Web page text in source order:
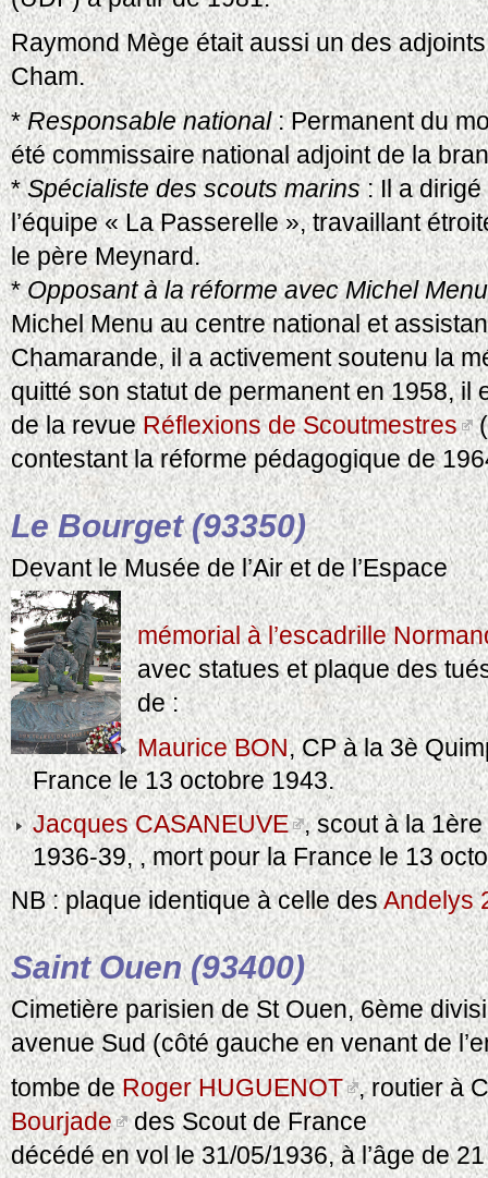
Raymond Mège était aussi un des
Cham.
*Responsable national: Permanent du
été commissaire national adjoint de la
*Spécialiste des scouts marins: Il a dirigé
l’équipe « La Passerelle », travaillant
le père Meynard.
*Opposant à la réforme avec Michel Menu
Michel Menu au centre national et
Chamarande, il a activement soutenu la
quitté son statut de permanent en 1958, il
de la revueRéflexions de Scoutmestres
contestant la réforme pédagogique de
Le Bourget (93350)
Devant le Musée de l’Air et de l’Espace
mémorial à l’escadrille
avec statues et plaque des
de :
Maurice BON, CP à la 3è
France le 13 octobre 1943.
Jacques CASANEUVE , scout à la
1936-39, , mort pour la France le 13
NB : plaque identique à celle desAndelys
Saint Ouen (93400)
Cimetière parisien de St Ouen, 6ème
avenue Sud (côté gauche en venant de
tombe deRoger HUGUENOT , routier à
Bourjade des Scout de France
décédé en vol le 31/05/1936, à l’âge de